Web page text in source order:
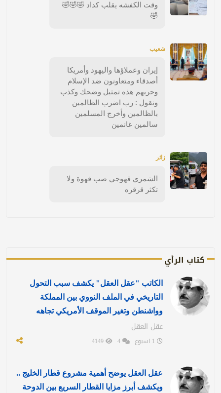
وقت الكفشه يقلب كداد 🤣🤣🤣
🤣
شعيب
إيران وعملاؤها واليهود وأمريكا
أصدقاء ومتعاونون ضد الإسلام
وحربهم هذه تمثيل وضحك وكذب
ونقول : رب اضرب الظالمين
بالظالمين وأخرج المسلمين
سالمين غانمين
زائر
الشمري قهوجي صب قهوة ولا
تكثر قرقره
كتاب الرأي
الكاتب "عقل العقل" يكشف سبب التحول
التاريخي في الملف النووي بين المملكة
وواشنطن وتغير الموقف الأمريكي تجاهه
عقل العقل
عقل العقل يوضح أهمية مشروع قطار الخليج ..
ويكشف أبرز مزايا القطار السريع بين الدوحة